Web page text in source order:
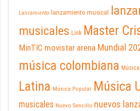
Lanzamiento lanzamiento musical
musicales Link Master
MinTIC movistar arena Mundial
música colombiana
Latina Música Popular Música
musicales Nuevo Sencillo nuevos